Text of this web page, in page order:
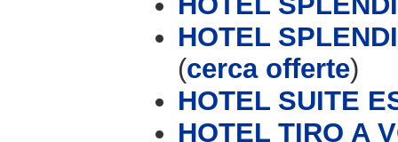
HOTEL
(cerca offerte)
HOTEL SUITE
HOTEL TIRO A